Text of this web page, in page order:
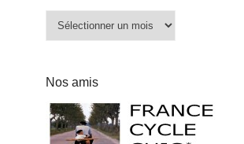
Archives
Nos amis